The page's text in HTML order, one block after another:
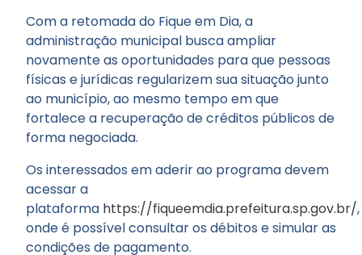
Com a retomada do Fique em Dia, a
administração municipal busca ampliar
novamente as oportunidades para que pessoas
físicas e jurídicas regularizem sua situação junto
ao município, ao mesmo tempo em que
fortalece a recuperação de créditos públicos de
forma negociada.
Os interessados em aderir ao programa devem
acessar a
plataforma https://fiqueemdia.prefeitura.sp.gov.br/,
onde é possível consultar os débitos e simular as
condições de pagamento.